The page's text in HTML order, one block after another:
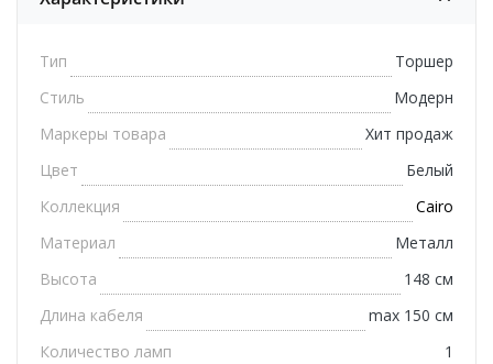
Тип
Торшер
Стиль
Модерн
Маркеры товара
Хит продаж
Цвет
Белый
Коллекция
Cairo
Материал
Металл
Высота
148 см
Длина кабеля
max 150 см
Количество ламп
1